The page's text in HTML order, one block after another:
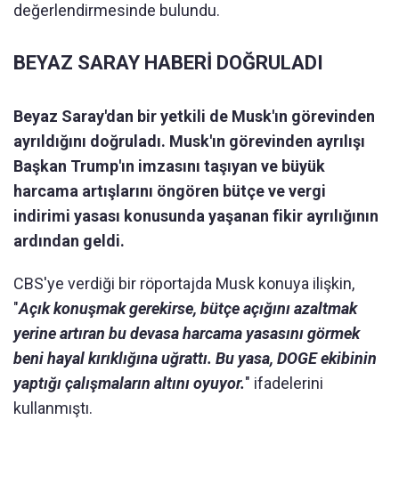
değerlendirmesinde bulundu.
BEYAZ SARAY HABERİ DOĞRULADI
Beyaz Saray'dan bir yetkili de Musk'ın görevinden
ayrıldığını doğruladı. Musk'ın görevinden ayrılışı
Başkan Trump'ın imzasını taşıyan ve büyük
harcama artışlarını öngören bütçe ve vergi
indirimi yasası konusunda yaşanan fikir ayrılığının
ardından geldi.
CBS'ye verdiği bir röportajda Musk konuya ilişkin,
"Açık konuşmak gerekirse, bütçe açığını azaltmak
yerine artıran bu devasa harcama yasasını görmek
beni hayal kırıklığına uğrattı. Bu yasa, DOGE ekibinin
yaptığı çalışmaların altını oyuyor." ifadelerini
kullanmıştı.